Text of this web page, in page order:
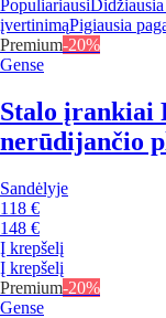
Populiariausi
įvertinimąPigiausia
Premium-20%
Gense
Stalo įrankiai
nerūdijančio
Sandėlyje
118 €
148 €
Į krepšelį
Į krepšelį
Premium-20%
Gense